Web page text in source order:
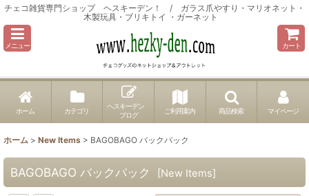
チェコ雑貨専門ショップ ヘスキーデン！ / ガラス爪やすり・マリオネット・
木製玩具・ブリキトイ ・ガーネット
メニュー カート
ホーム カテゴリ
ヘスキーデン
ブログ
ご利用案内 商品検索 マイページ
ホーム > New Items > BAGOBAGO バックパック
BAGOBAGO バックパック [New Items]